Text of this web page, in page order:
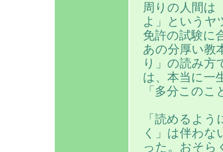
周りの人間は
よ」というヤ
免許の試験に
あの分厚い教
り」の読み方
は、本当に一
「多分この
「読めるよ
く」は伴わな
った。おそら